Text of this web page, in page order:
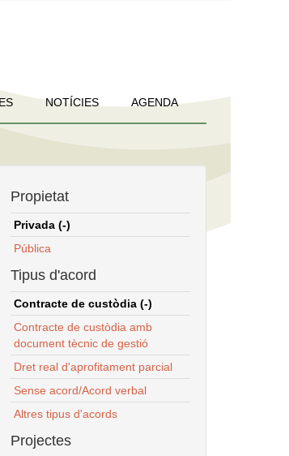
NOTÍCIES AGENDA
Propietat
Privada (-)
Pública
Tipus d'acord
Contracte de custòdia (-)
Contracte de custòdia amb
document tècnic de gestió
Dret real d'aprofitament parcial
Sense acord/Acord verbal
Altres tipus d'acords
Projectes